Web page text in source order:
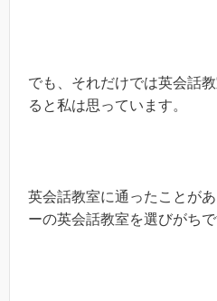
でも、それだけでは英会話
ると私は思っています。
英会話教室に通ったことが
ーの英会話教室を選びがちで